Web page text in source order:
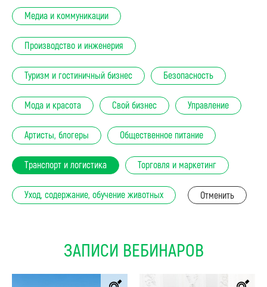
Медиа и коммуникации
Производство и инженерия
Туризм и гостиничный бизнес Безопасность
Мода и красота Свой бизнес Управление
Артисты, блогеры Общественное питание
Транспорт и логистика Торговля и маркетинг
Уход, содержание, обучение животных Отменить
ЗАПИСИ ВЕБИНАРОВ